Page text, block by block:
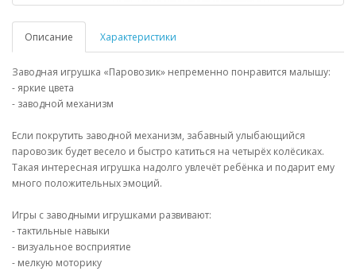
Описание Характеристики
Заводная игрушка «Паровозик» непременно понравится малышу:
- яркие цвета
- заводной механизм
Если покрутить заводной механизм, забавный улыбающийся
паровозик будет весело и быстро катиться на четырёх колёсиках.
Такая интересная игрушка надолго увлечёт ребёнка и подарит ему
много положительных эмоций.
Игры с заводными игрушками развивают:
- тактильные навыки
- визуальное восприятие
- мелкую моторику